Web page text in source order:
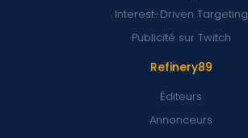
Refinery89
Éditeurs
Annonceurs
Interest-Driven Targeting
Publicité sur Twitch